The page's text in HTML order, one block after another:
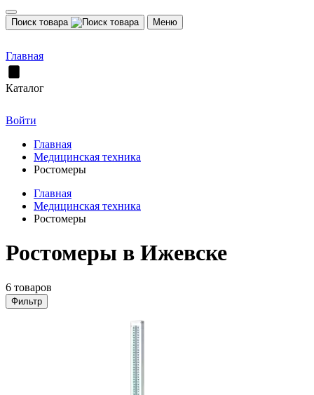
Поиск товара Меню
Главная
Каталог
Войти
Главная
Медицинская техника
Ростомеры
Главная
Медицинская техника
Ростомеры
Ростомеры в Ижевске
6 товаров
Фильтр